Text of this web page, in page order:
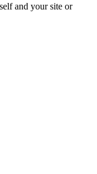
and your site or